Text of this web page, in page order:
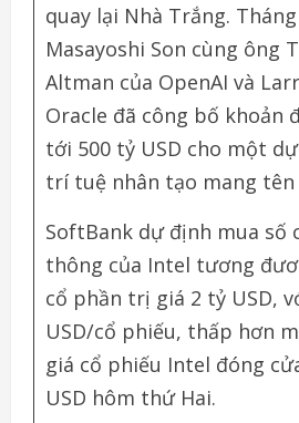
quay lại Nhà Trắng.
Masayoshi Son cùng ông
Altman của OpenAI và
Oracle đã công bố khoản
tới 500 tỷ USD cho một
trí tuệ nhân tạo mang tên
SoftBank dự định mua số
thông của Intel tương
cổ phần trị giá 2 tỷ USD,
USD/cổ phiếu, thấp hơn
giá cổ phiếu Intel đóng
USD hôm thứ Hai.